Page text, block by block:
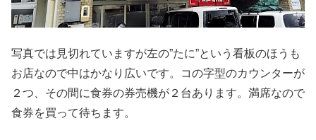
写真では見切れていますが左の”たに”という看板のほうも
お店なので中はかなり広いです。コの字型のカウンターが
２つ、その間に食券の券売機が２台あります。満席なので
食券を買って待ちます。